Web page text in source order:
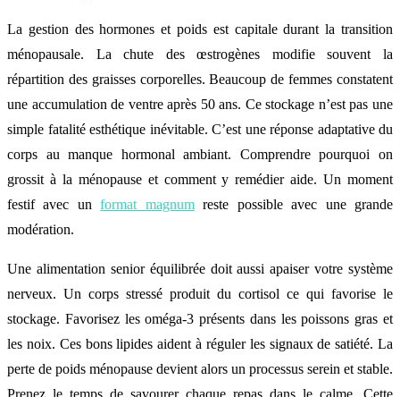
La gestion des hormones et poids est capitale durant la transition
ménopausale. La chute des œstrogènes modifie souvent la
répartition des graisses corporelles. Beaucoup de femmes constatent
une accumulation de ventre après 50 ans. Ce stockage n’est pas une
simple fatalité esthétique inévitable. C’est une réponse adaptative du
corps au manque hormonal ambiant. Comprendre pourquoi on
grossit à la ménopause et comment y remédier aide. Un moment
festif avec unformat magnumreste possible avec une grande
modération.
Une alimentation senior équilibrée doit aussi apaiser votre système
nerveux. Un corps stressé produit du cortisol ce qui favorise le
stockage. Favorisez les oméga-3 présents dans les poissons gras et
les noix. Ces bons lipides aident à réguler les signaux de satiété. La
perte de poids ménopause devient alors un processus serein et stable.
Prenez le temps de savourer chaque repas dans le calme. Cette